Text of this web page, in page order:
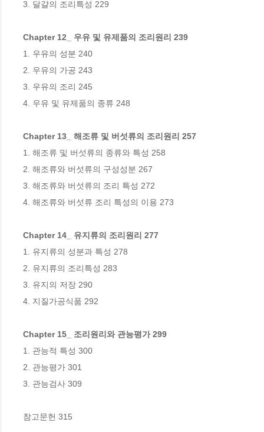
3. 달걀의 조리특성 229
Chapter 12_ 우유 및 유제품의 조리원리 239
1. 우유의 성분 240
2. 우유의 가공 243
3. 우유의 조리 245
4. 우유 및 유제품의 종류 248
Chapter 13_ 해조류 및 버섯류의 조리원리 257
1. 해조류 및 버섯류의 종류와 특성 258
2. 해조류와 버섯류의 구성성분 267
3. 해조류와 버섯류의 조리 특성 272
4. 해조류와 버섯류 조리 특성의 이용 273
Chapter 14_ 유지류의 조리원리 277
1. 유지류의 성분과 특성 278
2. 유지류의 조리특성 283
3. 유지의 저장 290
4. 지질가공식품 292
Chapter 15_ 조리원리와 관능평가 299
1. 관능적 특성 300
2. 관능평가 301
3. 관능검사 309
참고문헌 315